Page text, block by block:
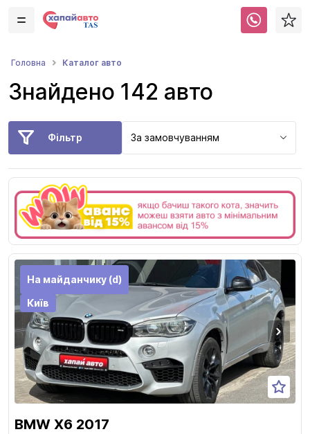
Головна Каталог авто
Знайдено 142 авто
Фільтр За замовчуванням
На майданчику (d)
Київ
BMW X6 2017